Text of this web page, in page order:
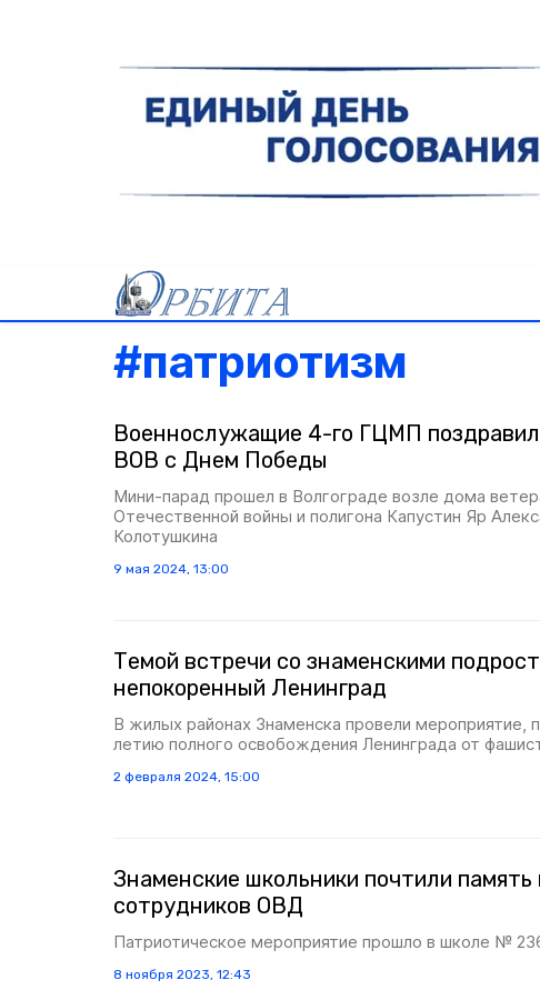
#патриотизм
Военнослужащие 4-го ГЦМП
ВОВ с Днем Победы
Мини-парад прошел в Волгограде возле дома
Отечественной войны и полигона Капустин Яр
Колотушкина
9 мая 2024, 13:00
Темой встречи со знаменскими
непокоренный Ленинград
В жилых районах Знаменска провели мероприятие,
летию полного освобождения Ленинграда от
2 февраля 2024, 15:00
Знаменские школьники почтили память
сотрудников ОВД
Патриотическое мероприятие прошло в школе №
8 ноября 2023, 12:43